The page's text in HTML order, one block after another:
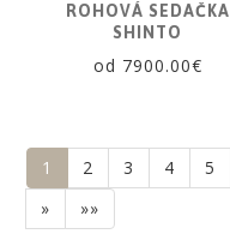
ROHOVÁ SEDAČKA
SHINTO
od 7900.00€
1 2 3 4 5
»
»»